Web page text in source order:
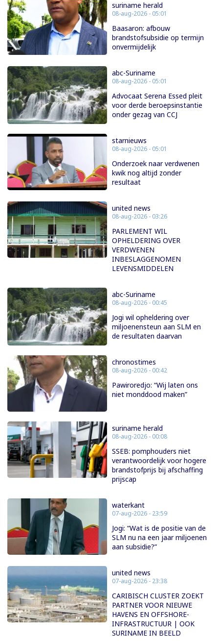
suriname herald
08-aug-2026 - 05:01
Baasaron: afbouw
brandstofsubsidie op termijn
onvermijdelijk
abc-Suriname
08-aug-2026 - 05:01
Advocaat Serena Essed pleit
voor derde beroepsinstantie
onder gezag van CCJ
starnieuws
08-aug-2026 - 05:01
Onderzoek naar verdwenen
kwik nog altijd zonder
resultaat
united news
08-aug-2026 - 03:26
PARLEMENT WIL
OPHELDERING OVER
VERDWENEN
INBESLAGGENOMEN
LEVENSMIDDELEN
abc-Suriname
08-aug-2026 - 00:45
Jogi wil opheldering over
miljoenensteun aan SLM en
de resultaten daarvan
chronostimes
08-aug-2026 - 00:42
Pawiroredjo: “Wij laten ons
niet monddood maken”
suriname herald
08-aug-2026 - 00:08
SSEB: pomphouders niet
verantwoordelijk voor hogere
brandstofprijs bij afschaffing
prijscap
waterkant
07-aug-2026 - 23:59
Jogi: “Wat is de positie van de
SLM nu na een jaar miljoenen
aan subsidie?”
united news
07-aug-2026 - 23:38
CARIBISCH CLUSTER ZOEKT
PARTNER VOOR NIEUWE
HAVENS EN OFFSHORE-
INFRASTRUCTUUR | OOK
SURINAME IN BEELD